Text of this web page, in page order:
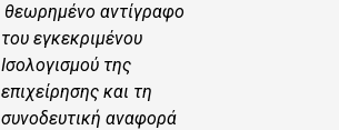
θεωρημένο αντίγραφο
του εγκεκριμένου
Ισολογισμού της
επιχείρησης και τη
συνοδευτική αναφορά